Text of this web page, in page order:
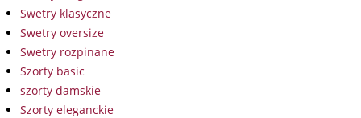
Swetry klasyczne
Swetry oversize
Swetry rozpinane
Szorty basic
szorty damskie
Szorty eleganckie